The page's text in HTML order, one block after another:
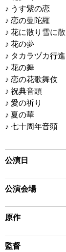
♪ うす紫の恋
♪ 恋の曼陀羅
♪ 花に散り雪に散
♪ 花の夢
♪ タカラヅカ行進
♪ 花の舞
♪ 恋の花歌舞伎
♪ 祝典音頭
♪ 愛の祈り
♪ 夏の華
♪ 七十周年音頭
公演日
公演会場
原作
監督